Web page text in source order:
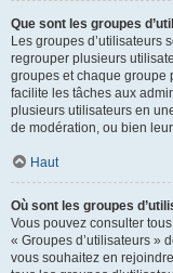
Que sont les groupes
Les groupes d’utilisateurs
regrouper plusieurs
groupes et chaque groupe
facilite les tâches aux
plusieurs utilisateurs en
de modération, ou bien
Haut
Où sont les groupes
Vous pouvez consulter
« Groupes d’utilisateurs »
vous souhaitez en